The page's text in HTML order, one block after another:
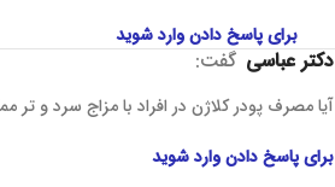
برای پاسخ دادن وارد شوید
دکتر عباسی گفت:
آیا مصرف پودر کلاژن در افراد با مزاج سرد و
برای پاسخ دادن وارد شوید